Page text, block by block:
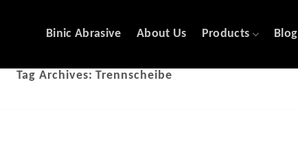
Binic Abrasive About Us Products Blog
Tag Archives:Trennscheibe